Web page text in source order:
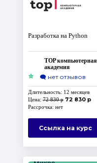
Разработка на Python
TOP компьютерная
академия
⭐ 🗨️ нет отзывов
Длительность: 12 месяцев
Цена:72 830 р 72 830 р
Рассрочка: нет
Ссылка на курс